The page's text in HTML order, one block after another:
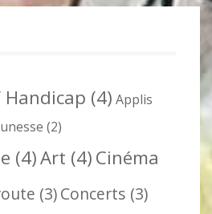
Handicap (4) Applis
(2)
(4)Art (4) Cinéma
(3)Concerts (3)